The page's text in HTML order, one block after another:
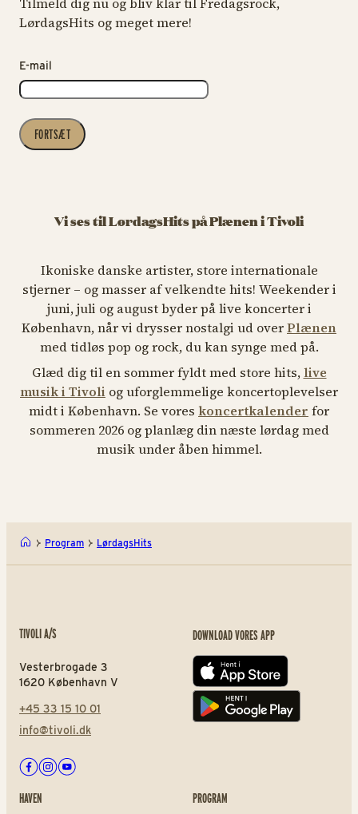
LørdagsHits og meget mere!
E-mail
FORTSÆT
Vi ses til LørdagsHits på Plænen i Tivoli
Ikoniske danske artister, store internationale
stjerner – og masser af velkendte hits! Weekender i
juni, juli og august byder på live koncerter i
København, når vi drysser nostalgi ud overPlænen
med tidløs pop og rock, du kan synge med på.
Glæd dig til en sommer fyldt med store hits, live
musik i Tivoli og uforglemmelige koncertoplevelser
midt i København. Se vores koncertkalender for
sommeren 2026 og planlæg din næste lørdag med
musik under åben himmel.
Program LørdagsHits
TIVOLI A/S
Vesterbrogade 3
1620 København V
+45 33 15 10 01
info@tivoli.dk
Facebook
Instagram
Youtube
DOWNLOAD VORES APP
App store
Play store
HAVEN PROGRAM